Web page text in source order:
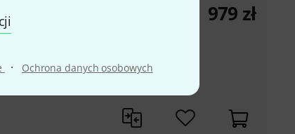
· Ochrona danych osobowych
stability due to
979 zł